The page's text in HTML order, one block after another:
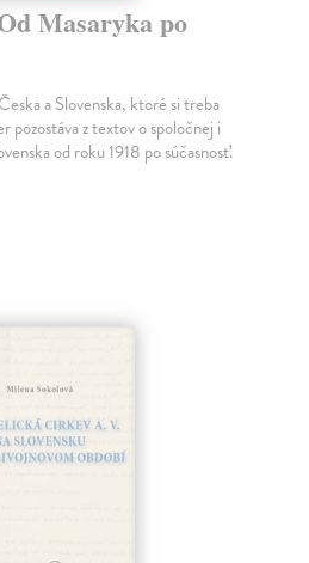
Masaryka po
a Slovenska, ktoré si treba
pozostáva z textov o spoločnej i
od roku 1918 po súčasnosť.